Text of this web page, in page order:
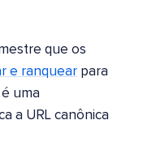
que os
e ranquear para
é uma
a URL canônica